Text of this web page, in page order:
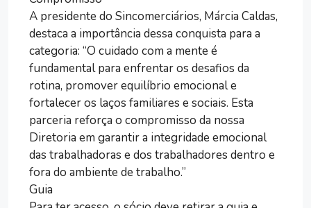
A presidente do Sincomerciários, Márcia Caldas,
destaca a importância dessa conquista para a
categoria: “O cuidado com a mente é
fundamental para enfrentar os desafios da
rotina, promover equilíbrio emocional e
fortalecer os laços familiares e sociais. Esta
parceria reforça o compromisso da nossa
Diretoria em garantir a integridade emocional
das trabalhadoras e dos trabalhadores dentro e
fora do ambiente de trabalho.”
Guia